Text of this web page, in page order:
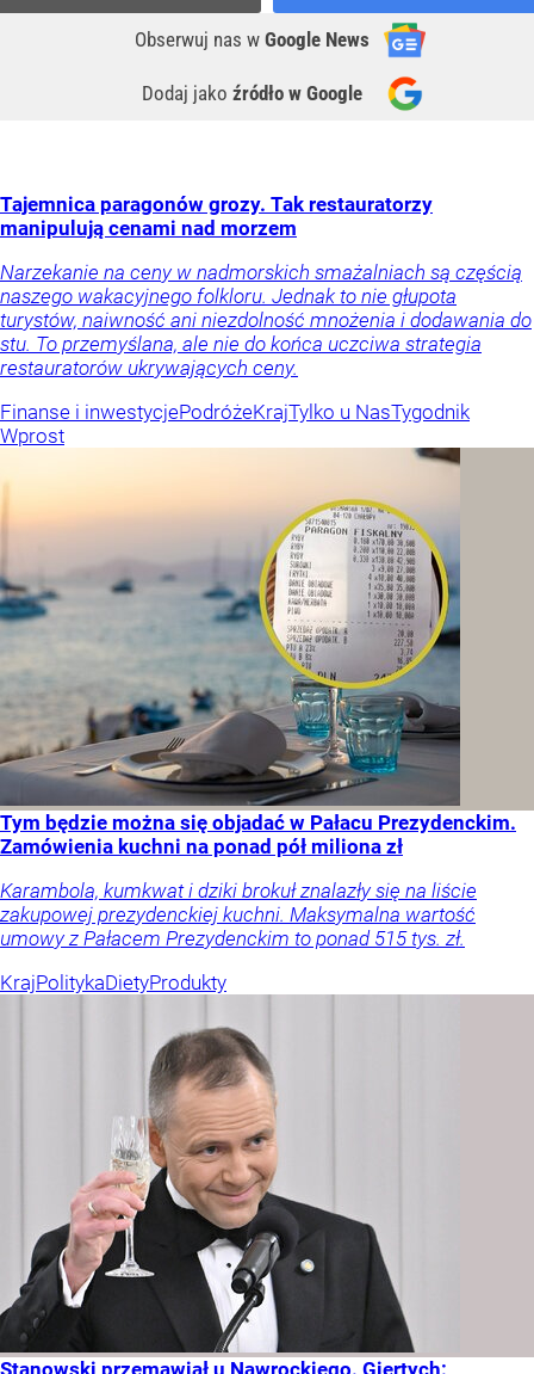
Obserwuj nas w Google News
Dodaj jako źródło w Google
Tajemnica paragonów grozy. Tak restauratorzy
manipulują cenami nad morzem
Narzekanie na ceny w nadmorskich smażalniach są częścią
naszego wakacyjnego folkloru. Jednak to nie głupota
turystów, naiwność ani niezdolność mnożenia i dodawania do
stu. To przemyślana, ale nie do końca uczciwa strategia
restauratorów ukrywających ceny.
Finanse i inwestycjePodróżeKrajTylko u NasTygodnik
Wprost
Tym będzie można się objadać w Pałacu Prezydenckim.
Zamówienia kuchni na ponad pół miliona zł
Karambola, kumkwat i dziki brokuł znalazły się na liście
zakupowej prezydenckiej kuchni. Maksymalna wartość
umowy z Pałacem Prezydenckim to ponad 515 tys. zł.
KrajPolitykaDietyProdukty